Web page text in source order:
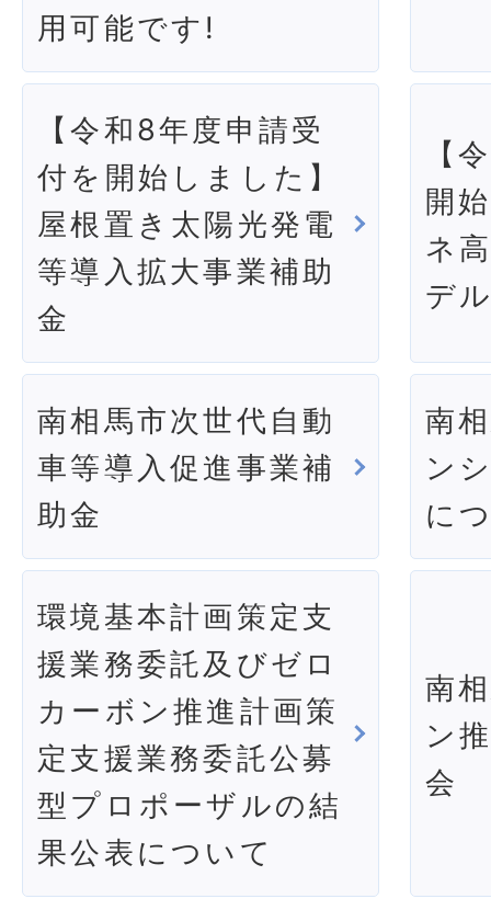
用可能です!
【令和8年度申請受
付を開始しました】
屋根置き太陽光発電
等導入拡大事業補助
金
【
開
ネ
デ
南相馬市次世代自動
車等導入促進事業補
助金
南
ン
に
環境基本計画策定支
援業務委託及びゼロ
カーボン推進計画策
定支援業務委託公募
型プロポーザルの結
果公表について
南
ン
会